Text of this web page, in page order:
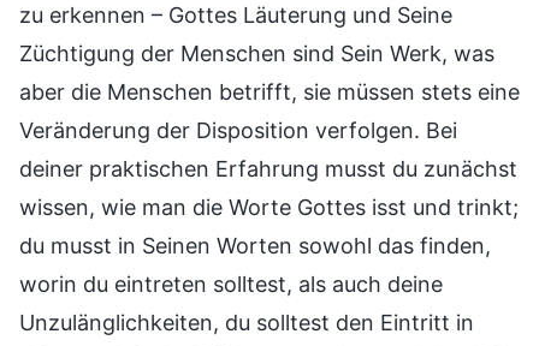
zu erkennen – Gottes Läuterung und Seine
Züchtigung der Menschen sind Sein Werk, was
aber die Menschen betrifft, sie müssen stets eine
Veränderung der Disposition verfolgen. Bei
deiner praktischen Erfahrung musst du zunächst
wissen, wie man die Worte Gottes isst und trinkt;
du musst in Seinen Worten sowohl das finden,
worin du eintreten solltest, als auch deine
Unzulänglichkeiten, du solltest den Eintritt in